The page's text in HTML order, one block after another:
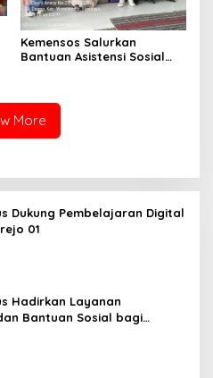
Kemensos Salurkan
Bantuan Asistensi Sosial
More
Dukung Pembelajaran Digital
01
Hadirkan Layanan
Bantuan Sosial bagi